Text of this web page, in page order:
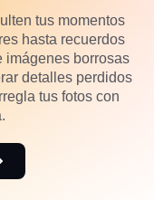
tus momentos
hasta recuerdos
imágenes borrosas
detalles perdidos
tus fotos con